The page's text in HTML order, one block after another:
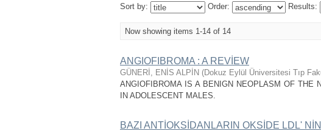
Sort by: Order: Results:
Now showing items 1-14 of 14
ANGIOFIBROMA : A REVİEW
GÜNERİ, ENİS ALPİN (Dokuz Eylül Üniversitesi Tıp
ANGIOFIBROMA IS A BENIGN NEOPLASM OF THE
IN ADOLESCENT MALES.
BAZI ANTİOKSİDANLARIN OKSİDE LDL'